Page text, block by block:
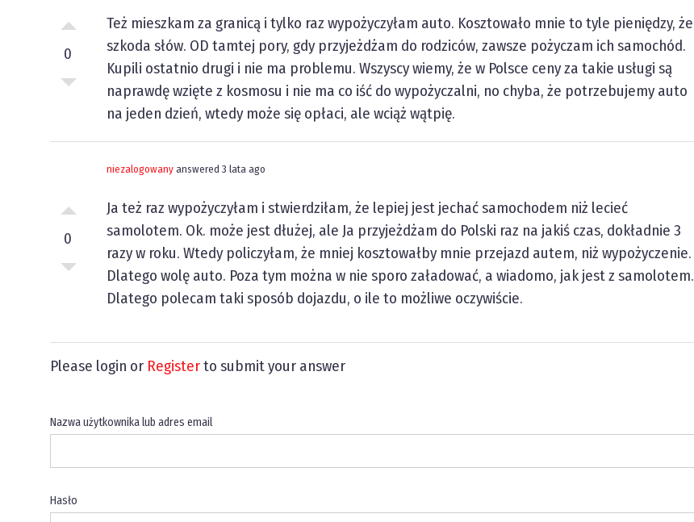
0
Też mieszkam za granicą i tylko raz wypożyczyłam auto. Kosztowało mnie to tyle pieniędzy, że
szkoda słów. OD tamtej pory, gdy przyjeżdżam do rodziców, zawsze pożyczam ich samochód.
Kupili ostatnio drugi i nie ma problemu. Wszyscy wiemy, że w Polsce ceny za takie usługi są
naprawdę wzięte z kosmosu i nie ma co iść do wypożyczalni, no chyba, że potrzebujemy auto
na jeden dzień, wtedy może się opłaci, ale wciąż wątpię.
0
niezalogowany answered 3 lata ago
Ja też raz wypożyczyłam i stwierdziłam, że lepiej jest jechać samochodem niż lecieć
samolotem. Ok. może jest dłużej, ale Ja przyjeżdżam do Polski raz na jakiś czas, dokładnie 3
razy w roku. Wtedy policzyłam, że mniej kosztowałby mnie przejazd autem, niż wypożyczenie.
Dlatego wolę auto. Poza tym można w nie sporo załadować, a wiadomo, jak jest z samolotem.
Dlatego polecam taki sposób dojazdu, o ile to możliwe oczywiście.
Please login or Registerto submit your answer
Nazwa użytkownika lub adres email
Hasło